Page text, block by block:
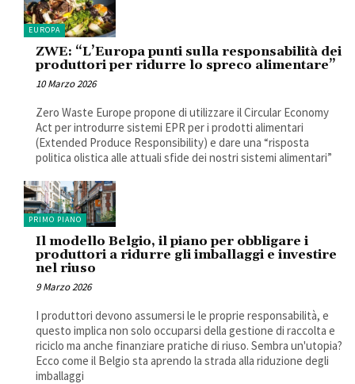
EUROPA
ZWE: “L’Europa punti sulla responsabilità dei
produttori per ridurre lo spreco alimentare”
10 Marzo 2026
Zero Waste Europe propone di utilizzare il Circular Economy
Act per introdurre sistemi EPR per i prodotti alimentari
(Extended Produce Responsibility) e dare una “risposta
politica olistica alle attuali sfide dei nostri sistemi alimentari”
PRIMO PIANO
Il modello Belgio, il piano per obbligare i
produttori a ridurre gli imballaggi e investire
nel riuso
9 Marzo 2026
I produttori devono assumersi le le proprie responsabilità, e
questo implica non solo occuparsi della gestione di raccolta e
riciclo ma anche finanziare pratiche di riuso. Sembra un'utopia?
Ecco come il Belgio sta aprendo la strada alla riduzione degli
imballaggi